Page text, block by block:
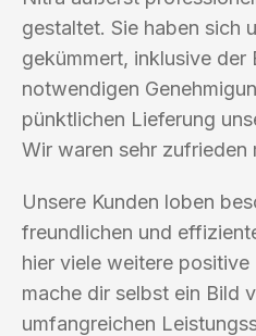
gestaltet. Sie haben sich
gekümmert, inklusive der
notwendigen
pünktlichen Lieferung
Wir waren sehr zufrieden
Unsere Kunden loben
freundlichen und
hier viele weitere positive
mache dir selbst ein Bild
umfangreichen